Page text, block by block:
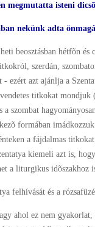
megmutatta isteni
nekünk adta
beosztásban hétfõn
szerdán,
- ezért azt ajánlja a
titkokat
a szombat
formában
a fájdalmas
kiemeli azt is,
a liturgikus idõszakhoz
felhívását és a
ahol ez nem gyakorlat,